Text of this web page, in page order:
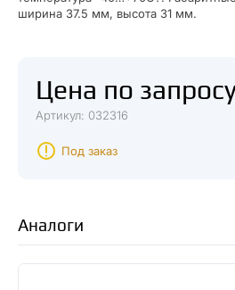
ширина 37.5 мм, высота 31 мм.
Цена по
Артикул: 032316
Под заказ
Аналоги